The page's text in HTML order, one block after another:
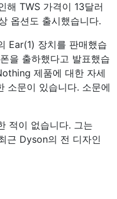
해 TWS 가격이 13달러
옵션도 출시했습니다.
Ear(1) 장치를 판매했습
을 출하했다고 발표했습
제품에 대한 자세
소문이 있습니다. 소문에
적이 없습니다. 그는
근 Dyson의 전 디자인